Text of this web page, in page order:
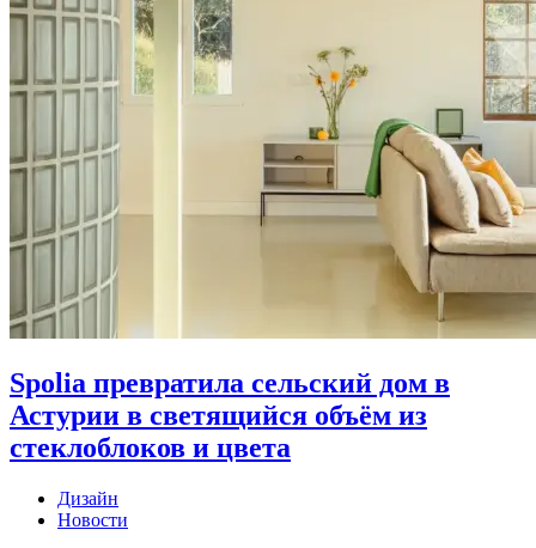
Spolia превратила сельский дом в
Астурии в светящийся объём из
стеклоблоков и цвета
Дизайн
Новости